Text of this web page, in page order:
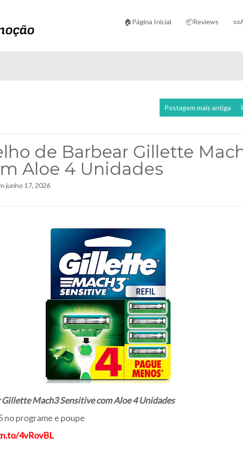
🏠Página Inicial 📦Reviews
Postagem mais antiga
de Barbear Gillette
Aloe 4 Unidades
junho 17, 2026
Mach3 Sensitive com Aloe 4 Unidades
no programe e poupe
4vRovBL